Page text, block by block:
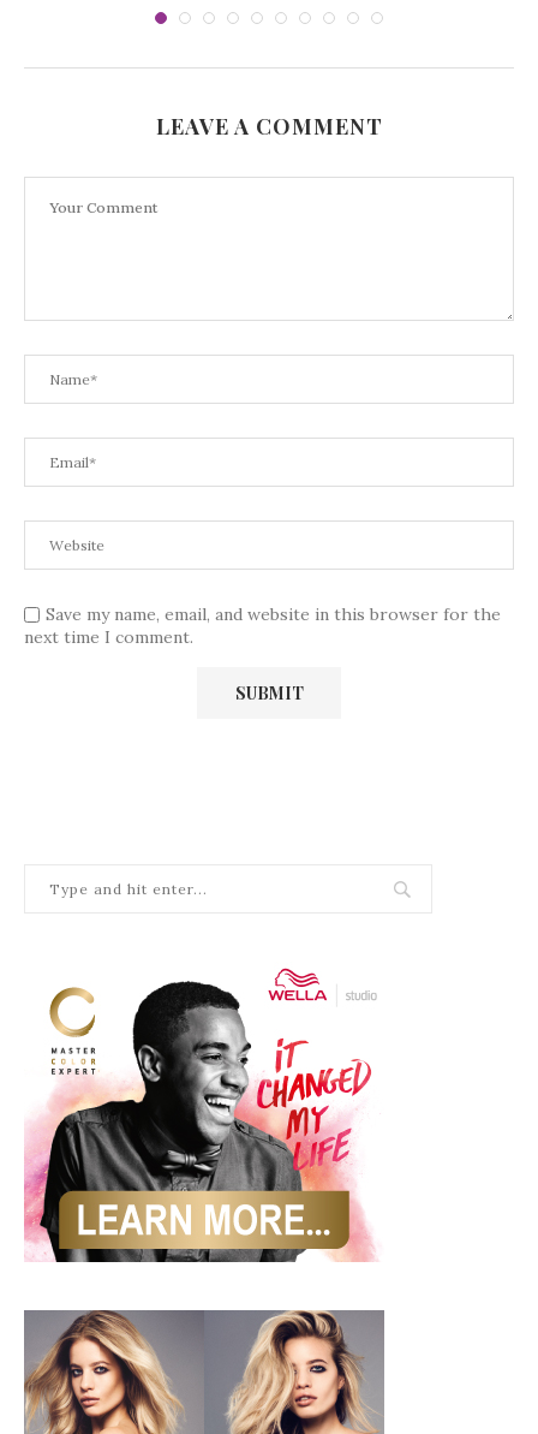
LEAVE A COMMENT
Save my name, email, and website in this browser for the
next time I comment.